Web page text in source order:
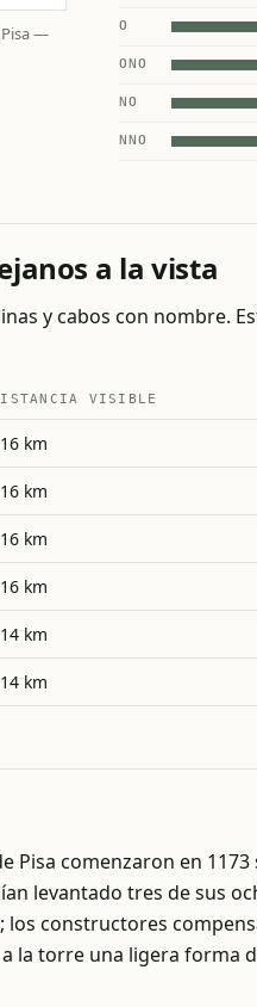
Pisa —
O
ONO
NO
NNO
a la vista
y cabos con nombre.
VISIBLE
km
km
km
km
km
km
Pisa comenzaron en
levantado tres de sus
constructores
torre una ligera forma